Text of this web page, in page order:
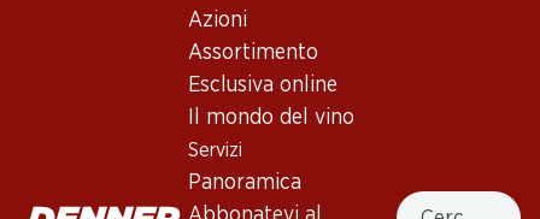
Azioni
Assortimento
Esclusiva online
Il mondo del vino
Servizi
Panoramica
Cercare
Uno Primitivo di Manduria DOC
Puglia , 2024
Rosso rubino carico e brillante. Ciliegie mature rosse e nere,
un po' di cocco e cioccolato deliziano il naso. Al palato si